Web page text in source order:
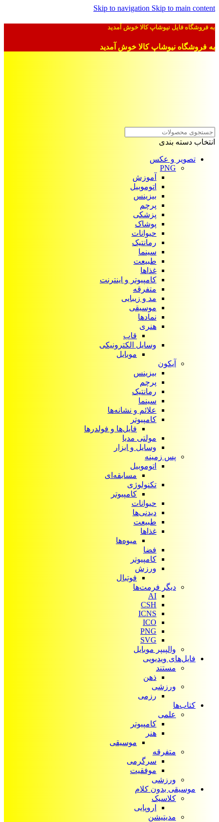
Skip to navigation Skip to main content
به فروشگاه فایل نیوشاپ کالا خوش آمدید
به فروشگاه نیوشاپ کالا خوش آمدید
انتخاب دسته بندی
تصویر و عکس
PNG
آموزش
اتوموبیل
بیزینس
پرچم
پزشکی
پوشاک
حیوانات
رمانتیک
سینما
طبیعت
غذاها
کامپیوتر و اینترنت
متفرقه
مد و زیبایی
موسیقی
نمادها
هنری
قاب
وسایل الکترونیکی
موبایل
آیکون‌
بیزینس
پرچم
رمانتیک
سینما
علائم و نشانه‌ها
کامپیوتر
فایل‌ها و فولدرها
مولتی مدیا
وسایل و ابزار
پس زمینه
اتوموبیل
مسابقه‌ای
تکنولوژی
کامپیوتر
حیوانات
دیدنی‌ها
طبیعت
غذاها
میوه‌ها
فضا
کامپیوتر
ورزش
فوتبال
دیگر فرمت‌ها
AI
CSH
ICNS
ICO
PNG
SVG
والپیپر موبایل
فایل‌های ویدیویی
مستند
ذهن
ورزشی
رزمی
کتاب‌ها
علمی
کامپیوتر
هنر
موسیقی
متفرقه
سرگرمی
موفقیت
ورزشی
موسیقی بدون کلام
کلاسیک
اروپایی
مدیتیشن